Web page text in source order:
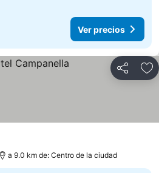
Ver precios
Compartir
a 9.0 km de: Centro de la ciudad